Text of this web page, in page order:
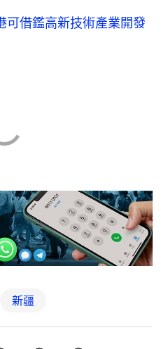
可借鑑高新技術產業開發
新疆